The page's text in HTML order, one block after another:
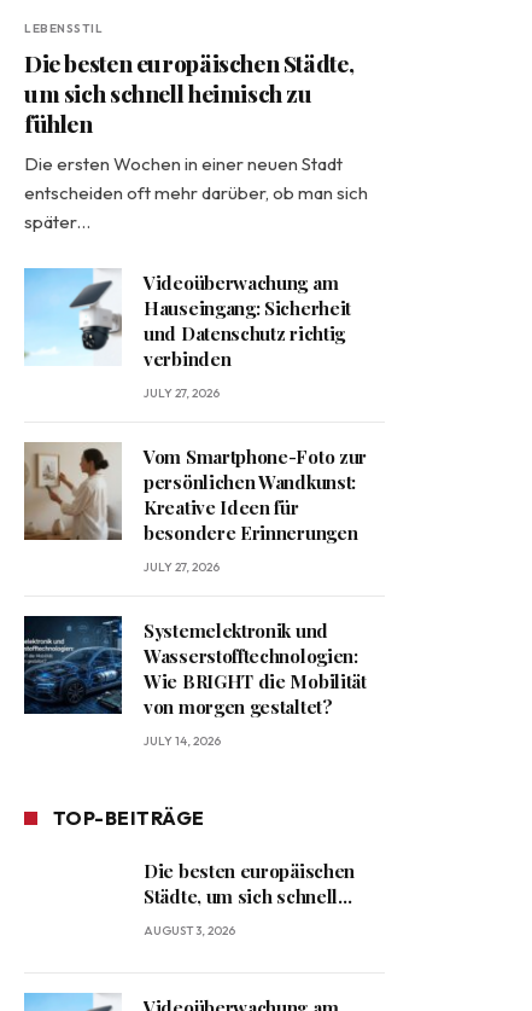
LEBENSSTIL
Die besten europäischen Städte,
um sich schnell heimisch zu
fühlen
Die ersten Wochen in einer neuen Stadt
entscheiden oft mehr darüber, ob man sich
später…
Videoüberwachung am
Hauseingang: Sicherheit
und Datenschutz richtig
verbinden
JULY 27, 2026
Vom Smartphone-Foto zur
persönlichen Wandkunst:
Kreative Ideen für
besondere Erinnerungen
JULY 27, 2026
Systemelektronik und
Wasserstofftechnologien:
Wie BRIGHT die Mobilität
von morgen gestaltet?
JULY 14, 2026
TOP-BEITRÄGE
Die besten europäischen
Städte, um sich schnell
heimisch zu fühlen
AUGUST 3, 2026